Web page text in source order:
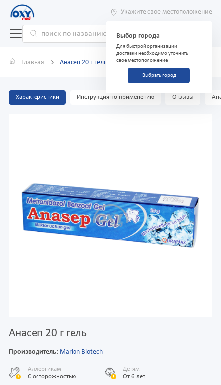
Укажите свое местоположение
Выбор города
Для быстрой организации
доставки необходимо уточнить
свое местоположение
Выбрать город
Главная Анасеп 20 г гель
Характеристики Инструкция по применению Отзывы
Анасеп 20 г гель
Производитель: Marion Biotech
Аллергикам
С осторожностью
Детям
От 6 лет